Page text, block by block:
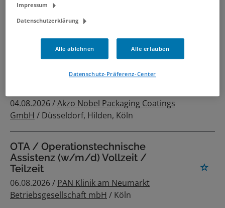
Operationstechnischer Assistent
(OTA) / OP-Pflege (m/w/d)
Hamburg, Kiel, Düsseldorf, Köln
Technical Representative (m/w/d)
04.08.2026 /Akzo Nobel Packaging Coatings
GmbH / Düsseldorf, Hilden, Köln
OTA / Operationstechnische
Assistenz (w/m/d) Vollzeit /
Teilzeit
06.08.2026 / PAN Klinik am Neumarkt
Betriebsgesellschaft mbH / Köln
Impressum
Datenschutzerklärung
Alle ablehnen Alle erlauben
Datenschutz-Präferenz-Center